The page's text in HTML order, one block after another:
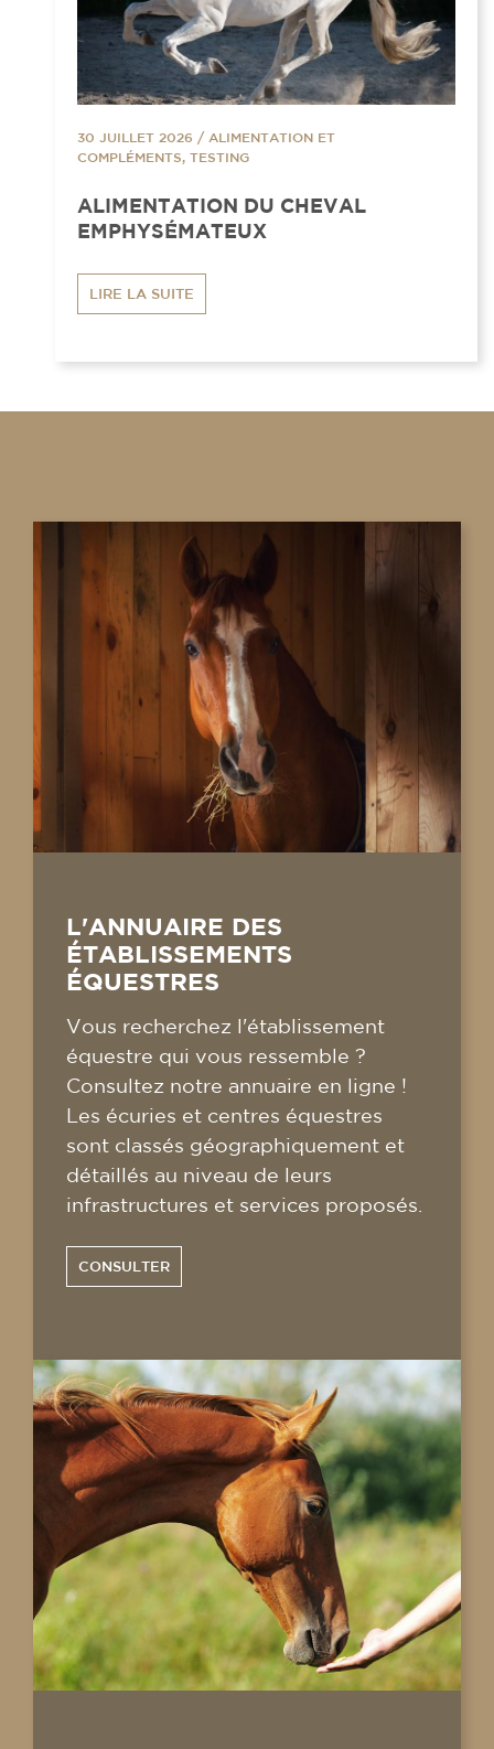
30 JUILLET 2026 / ALIMENTATION ET
COMPLÉMENTS, TESTING
ALIMENTATION DU CHEVAL
EMPHYSÉMATEUX
LIRE LA SUITE
L'ANNUAIRE DES
ÉTABLISSEMENTS
ÉQUESTRES
Vous recherchez l'établissement
équestre qui vous ressemble ?
Consultez notre annuaire en ligne !
Les écuries et centres équestres
sont classés géographiquement et
détaillés au niveau de leurs
infrastructures et services proposés.
CONSULTER